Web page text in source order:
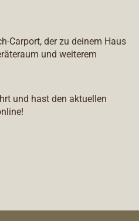
Carport, der zu deinem Haus
und weiterem
und hast den aktuellen